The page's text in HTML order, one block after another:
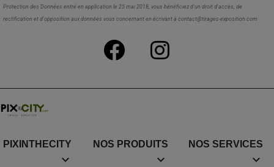
Protection des Données entré en application le 25 mai 2018, vous bénéficiez d'un droit d'accès, de
rectification et d'opposition aux données vous concernant en écrivant à contact@tirages-exposition.com
PIXINTHECITY

NOS PRODUITS

NOS SERVICES
